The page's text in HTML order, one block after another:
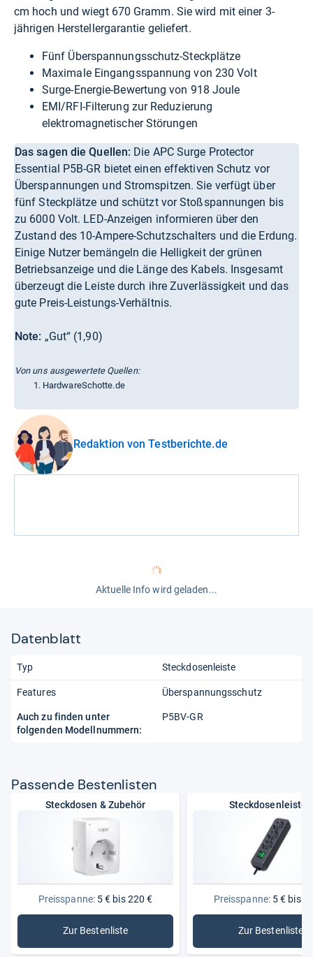
cm hoch und wiegt 670 Gramm. Sie wird mit einer 3-
jährigen Herstellergarantie geliefert.
Fünf Überspannungsschutz-Steckplätze
Maximale Eingangsspannung von 230 Volt
Surge-Energie-Bewertung von 918 Joule
EMI/RFI-Filterung zur Reduzierung
elektromagnetischer Störungen
Das sagen die Quellen: Die APC Surge Protector
Essential P5B-GR bietet einen effektiven Schutz vor
Überspannungen und Stromspitzen. Sie verfügt über
fünf Steckplätze und schützt vor Stoßspannungen bis
zu 6000 Volt. LED-Anzeigen informieren über den
Zustand des 10-Ampere-Schutzschalters und die Erdung.
Einige Nutzer bemängeln die Helligkeit der grünen
Betriebsanzeige und die Länge des Kabels. Insgesamt
überzeugt die Leiste durch ihre Zuverlässigkeit und das
gute Preis-Leistungs-Verhältnis.
Note: „Gut“ (1,90)
Von uns ausgewertete Quellen:
HardwareSchotte.de
Redaktion von Testberichte.de
Aktuelle Info wird geladen...
Datenblatt
Typ Steckdosenleiste
Features Überspannungsschutz
Auch zu finden unter
folgenden Modellnummern:
P5BV-GR
Pas­sende Bes­ten­lis­ten
Steckdosen & Zubehör
Preisspanne:5 € bis 220 €
Zur Bestenliste: Steckdosen & Zubehör
Steckdosenleisten
Preisspanne:5 € bis
Zur Bestenliste
: